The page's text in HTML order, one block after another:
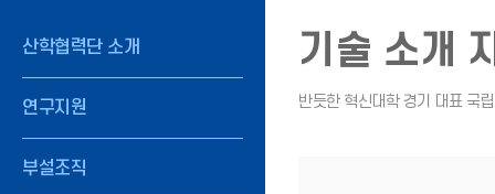
산학협력단 소개
연구지원
부설조직
기술 소개